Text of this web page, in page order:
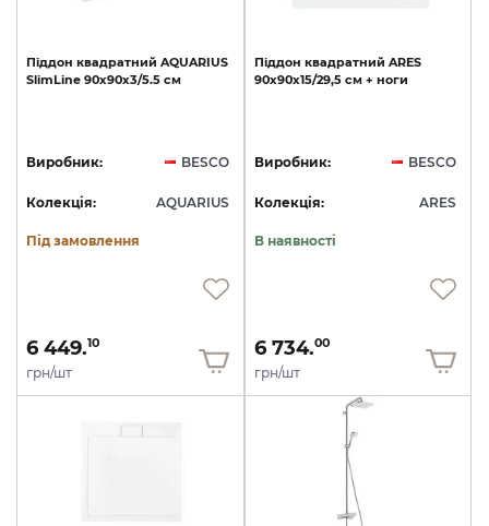
Піддон квадратний AQUARIUS
SlimLine 90х90х3/5.5 см
Виробник: BESCO
Колекція: AQUARIUS
Під замовлення
6 449.10
грн/шт
Піддон квадратний ARES
90х90х15/29,5 см + ноги
Виробник: BESCO
Колекція: ARES
В наявності
6 734.00
грн/шт